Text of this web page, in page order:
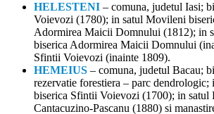
HELESTENI – comuna, judetul Iasi;
Voievozi (1780); in satul Movileni
Adormirea Maicii Domnului (1812); in
biserica Adormirea Maicii Domnului
Sfintii Voievozi (inainte 1809).
HEMEIUS – comuna, judetul Bacau;
rezervatie forestiera – parc dendrologic;
biserica Sfintii Voievozi (1700); in satul
Cantacuzino-Pascanu (1880) si